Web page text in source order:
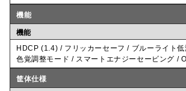
機能
機能
HDCP (1.4) / フリッカーセーフ / ブルーライト
色覚調整モード / スマートエナジーセービング /
筐体仕様